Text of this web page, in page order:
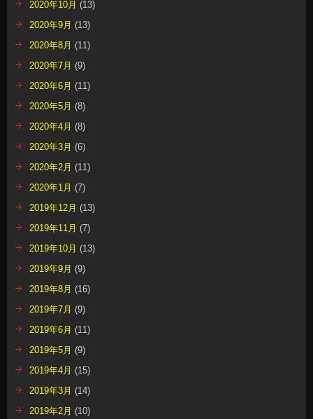
2020年10月 (13)
2020年9月 (13)
2020年8月 (11)
2020年7月 (9)
2020年6月 (11)
2020年5月 (8)
2020年4月 (8)
2020年3月 (6)
2020年2月 (11)
2020年1月 (7)
2019年12月 (13)
2019年11月 (7)
2019年10月 (13)
2019年9月 (9)
2019年8月 (16)
2019年7月 (9)
2019年6月 (11)
2019年5月 (9)
2019年4月 (15)
2019年3月 (14)
2019年2月 (10)